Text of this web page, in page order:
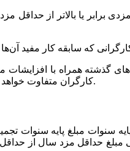
کارگران متفاوت خواهد بود. کارگران با سابقه بالاتر پایه سنوات بالاتری نسبت به کارگران با سابقه کار کمتر دریافت می‌کنند.
مبلغ پایه سنوات
حداقل مزد سال از